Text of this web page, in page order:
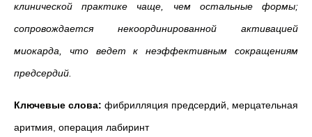
клинической практике чаще, чем остальные формы;
сопровождается некоординированной активацией
миокарда, что ведет к неэффективным сокращениям
предсердий.
Ключевые слова: фибрилляция предсердий, мерцательная
аритмия, операция лабиринт